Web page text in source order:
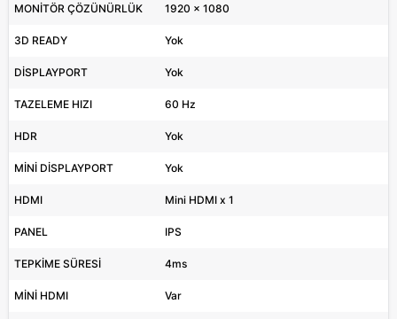
MONİTÖR ÇÖZÜNÜRLÜK 1920 x 1080
3D READY Yok
DİSPLAYPORT Yok
TAZELEME HIZI 60 Hz
HDR Yok
MİNİ DİSPLAYPORT Yok
HDMI Mini HDMI x 1
PANEL IPS
TEPKİME SÜRESİ 4ms
MİNİ HDMI Var